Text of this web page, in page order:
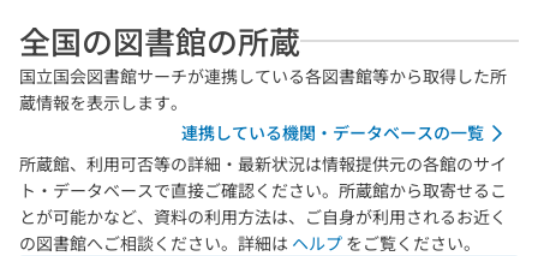
全国の図書館の所蔵
国立国会図書館サーチが連携している各図書館等から取得した所
蔵情報を表示します。
連携している機関・データベースの一覧
所蔵館、利用可否等の詳細・最新状況は情報提供元の各館のサイ
ト・データベースで直接ご確認ください。所蔵館から取寄せるこ
とが可能かなど、資料の利用方法は、ご自身が利用されるお近く
の図書館へご相談ください。詳細は ヘルプ をご覧ください。